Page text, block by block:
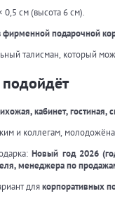
0,5 см (высота 6 см).
фирменной подарочной
талисман, который
кабинет, гостиная,
и коллегам,
Новый год 2026
менеджера по
длякорпоративных